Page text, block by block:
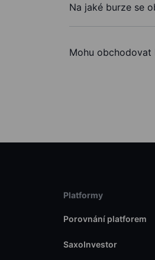
Na jaké burze se
Mohu obchodovat
Platformy
Porovnání platforem
SaxoInvestor